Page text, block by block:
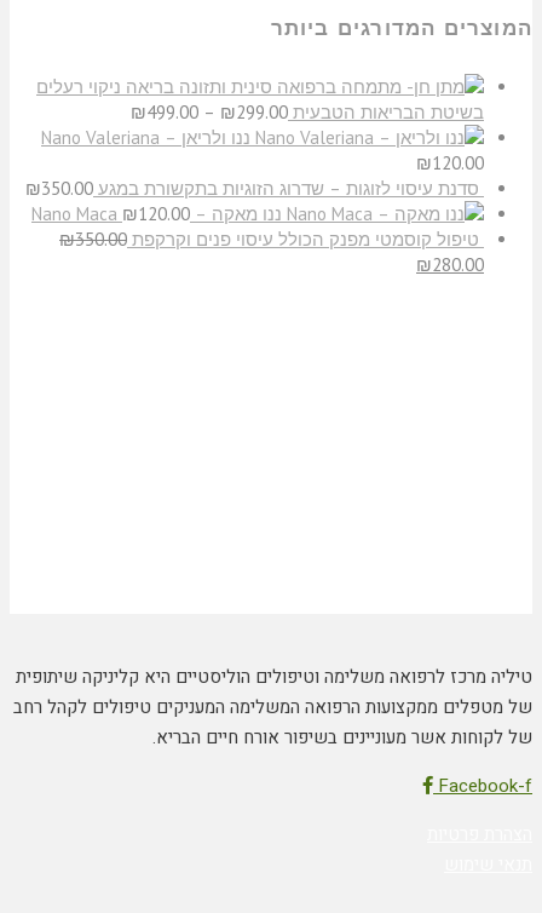
המוצרים המדורגים ביותר
ניקוי רעלים
בשיטת הבריאות הטבעית
₪299.00
–
₪499.00
ננו ולריאן – Nano Valeriana
₪120.00
סדנת עיסוי לזוגות – שדרוג הזוגיות בתקשורת במגע
₪350.00
ננו מאקה – Nano Maca
₪120.00
טיפול קוסמטי מפנק הכולל עיסוי פנים וקרקפת
₪350.00
₪280.00
טיליה מרכז לרפואה משלימה וטיפולים הוליסטיים היא קליניקה שיתופית
של מטפלים ממקצועות הרפואה המשלימה המעניקים טיפולים לקהל רחב
של לקוחות אשר מעוניינים בשיפור אורח חיים הבריא.
Facebook-f